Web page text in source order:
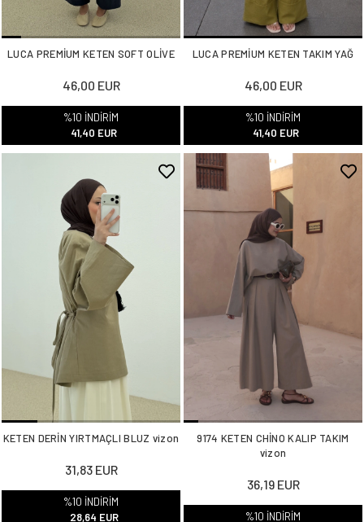
LUCA PREMİUM KETEN SOFT OLİVE
46,00 EUR
%10 İNDİRİM
41,40 EUR
LUCA PREMİUM KETEN TAKIM YAĞ
46,00 EUR
%10 İNDİRİM
41,40 EUR
KETEN DERİN YIRTMAÇLI BLUZ vizon
31,83 EUR
%10 İNDİRİM
28,64 EUR
9174 KETEN CHİNO KALIP TAKIM
vizon
36,19 EUR
%10 İNDİRİM